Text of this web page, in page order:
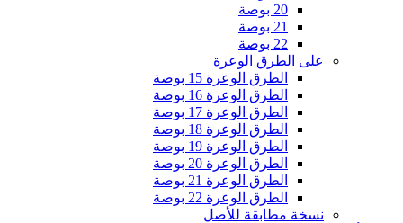
20 بوصة
21 بوصة
22 بوصة
على الطرق الوعرة
الطرق الوعرة 15 بوصة
الطرق الوعرة 16 بوصة
الطرق الوعرة 17 بوصة
الطرق الوعرة 18 بوصة
الطرق الوعرة 19 بوصة
الطرق الوعرة 20 بوصة
الطرق الوعرة 21 بوصة
الطرق الوعرة 22 بوصة
نسخة مطابقة للأصل